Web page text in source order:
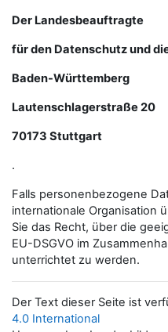
Der Landesbeauftragte
für den Datenschutz und
Baden-Württemberg
Lautenschlagerstraße 20
70173 Stuttgart
.
Falls personenbezogene
internationale Organisation
Sie das Recht, über die
EU-DSGVO im
unterrichtet zu werden.
Der Text dieser Seite ist
4.0 International